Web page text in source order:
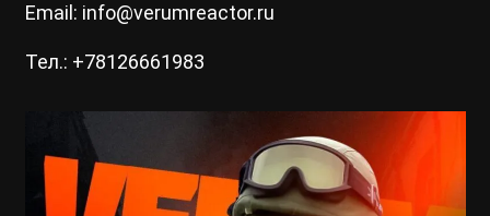
Email: info@verumreactor.ru
Тел.: +78126661983